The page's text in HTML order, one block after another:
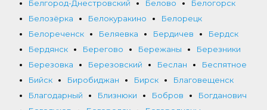
Белгород-Днестровский
Белово
Белогорск
Белозёрка
Белокуракино
Белорецк
Белореченск
Беляевка Бердичев
Бердск
Бердянск
Берегово Бережаны
Березники
Березовка
Березовский Беслан
Беспятное
Бийск
Биробиджан Бирск
Благовещенск
Благодарный
Близнюки Бобров
Богданович